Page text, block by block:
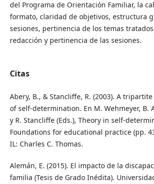
del Programa de Orientación Familiar, la
formato, claridad de objetivos, estructura
sesiones, pertinencia de los temas
redacción y pertinencia de las sesiones.
Citas
Abery, B., & Stancliffe, R. (2003). A
of self-determination. En M. Wehmeyer, B.
y R. Stancliffe (Eds.), Theory in self-
Foundations for educational practice (pp.
IL: Charles C. Thomas.
Alemán, E. (2015). El impacto de la
familia (Tesis de Grado Inédita).